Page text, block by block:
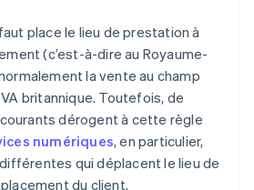
place le lieu de prestation à
(c’est-à-dire au Royaume-
la vente au champ
britannique. Toutefois, de
dérogent à cette règle
numériques, en particulier,
qui déplacent le lieu de
du client.